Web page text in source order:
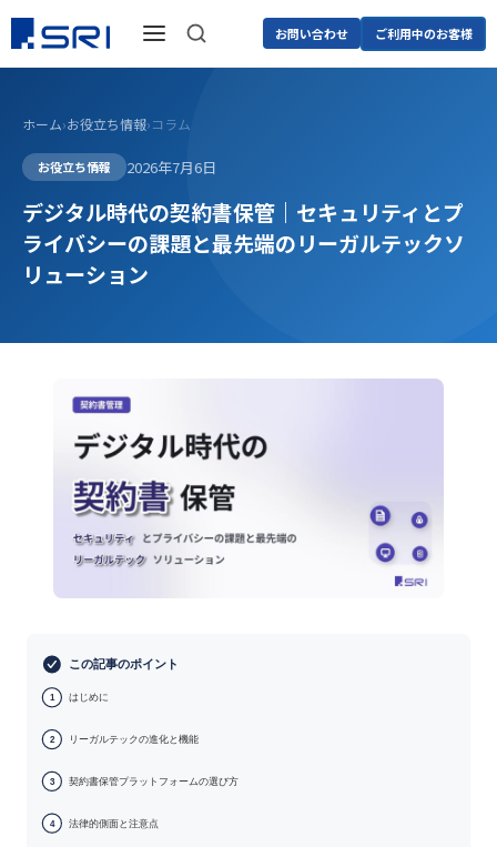
お問い合わせ ご利用中のお客様
ホーム›お役立ち情報›コラム
お役立ち情報 2026年7月6日
デジタル時代の契約書保管｜セキュリティとプ
ライバシーの課題と最先端のリーガルテックソ
リューション
この記事のポイント
1 はじめに
2 リーガルテックの進化と機能
3 契約書保管プラットフォームの選び方
4 法律的側面と注意点